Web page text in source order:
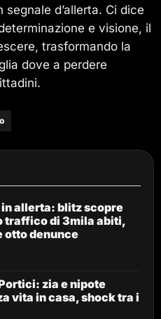
d’allerta. Ci dice
e visione, il
trasformando la
dove a perdere
allerta: blitz scopre
traffico di 3mila abiti,
otto denunce
zia e nipote
vita in casa, shock tra i